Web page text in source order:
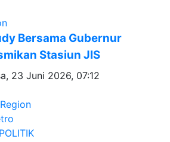
Bersama Gubernur
Stasiun JIS
23 Juni 2026, 07:12